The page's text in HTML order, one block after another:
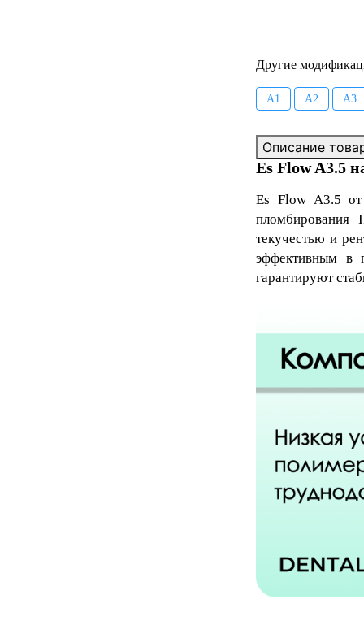
Другие
А1 А2 А3
Описание
Es Flow A3.5
Es Flow A3.5
пломбирования
текучестью и
эффективным в
гарантируют